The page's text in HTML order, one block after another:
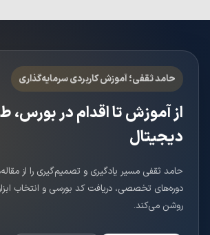
حامد ثقفی؛ آموزش کاربردی سرمایه‌گذاری
از آموزش تا اقدام در بورس،
دیجیتال
حامد ثقفی مسیر یادگیری و تصمیم‌گیری را از
دوره‌های تخصصی، دریافت کد بورسی و انتخاب
روشن می‌کند.